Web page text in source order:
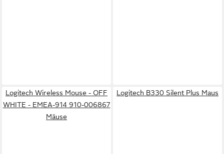
Logitech Wireless Mouse - OFF
WHITE - EMEA-914 910-006867
Mäuse
Logitech B330 Silent Plus Maus